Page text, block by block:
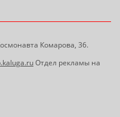
Комарова, 36.
Отдел рекламы на